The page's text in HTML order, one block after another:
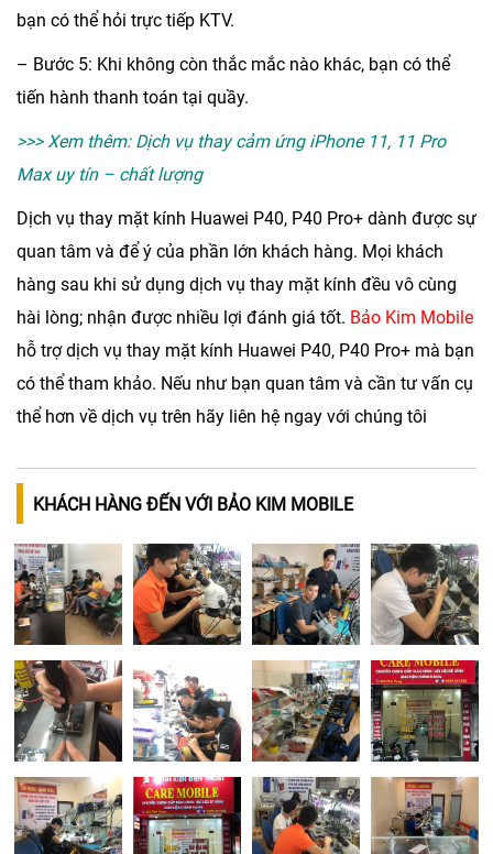
bạn có thể hỏi trực tiếp KTV.
– Bước 5: Khi không còn thắc mắc nào khác, bạn có thể
tiến hành thanh toán tại quầy.
>>> Xem thêm: Dịch vụ thay cảm ứng iPhone 11, 11 Pro
Max uy tín – chất lượng
Dịch vụ thay mặt kính Huawei P40, P40 Pro+ dành được sự
quan tâm và để ý của phần lớn khách hàng. Mọi khách
hàng sau khi sử dụng dịch vụ thay mặt kính đều vô cùng
hài lòng; nhận được nhiều lợi đánh giá tốt. Bảo Kim Mobile
hỗ trợ dịch vụ thay mặt kính Huawei P40, P40 Pro+ mà bạn
có thể tham khảo. Nếu như bạn quan tâm và cần tư vấn cụ
thể hơn về dịch vụ trên hãy liên hệ ngay với chúng tôi
KHÁCH HÀNG ĐẾN VỚI BẢO KIM MOBILE